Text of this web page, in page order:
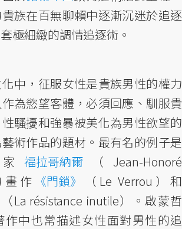
族在百無聊賴中逐漸沉迷於追逐
極細緻的調情追逐術。
中，征服女性是貴族男性的權力
為慾望客體，必須回應、馴服貴
騷擾和強暴被美化為男性欲望的
術作品的題材。最有名的例子是
福拉哥納爾（Jean-Honoré
畫作 《門鎖》
（Le Verrou）和
（La résistance inutile）。啟蒙哲
作中也常描述女性面對男性的追